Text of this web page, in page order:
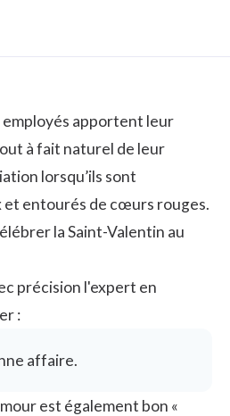
employés apportent leur
à fait naturel de leur
lorsqu’ils sont
entourés de cœurs rouges.
la Saint-Valentin au
précision l'expert en
:
affaire.
est également bon «